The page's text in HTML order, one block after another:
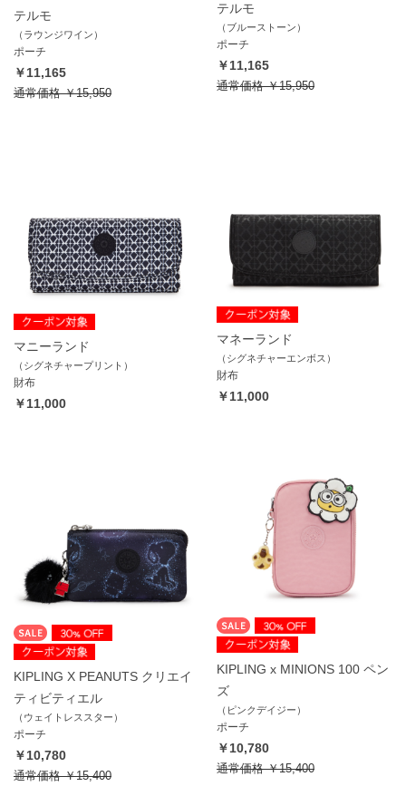
テルモ
（ラウンジワイン）
ポーチ
￥11,165
通常価格￥15,950
テルモ
（ブルーストーン）
ポーチ
￥11,165
通常価格￥15,950
マニーランド
（シグネチャープリント）
財布
￥11,000
マネーランド
（シグネチャーエンボス）
財布
￥11,000
KIPLING X PEANUTS クリエイ
ティビティエル
（ウェイトレススター）
ポーチ
￥10,780
通常価格￥15,400
KIPLING x MINIONS 100 ペン
ズ
（ピンクデイジー）
ポーチ
￥10,780
通常価格￥15,400